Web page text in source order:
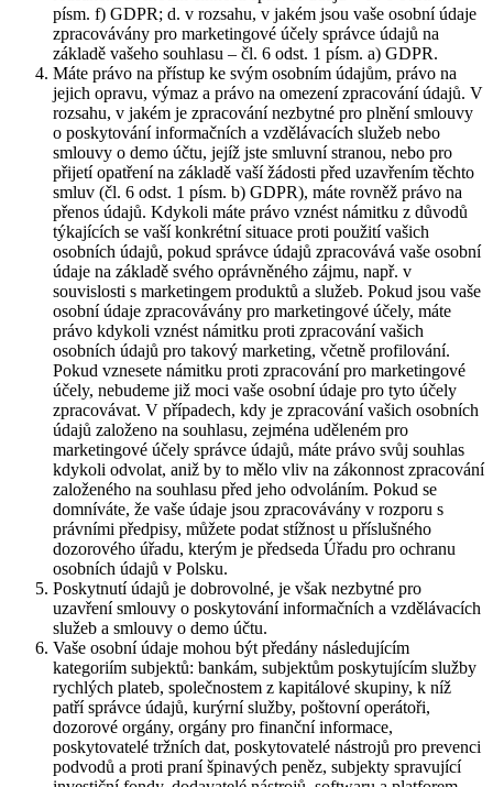
písm. f) GDPR; d. v rozsahu, v jakém jsou vaše osobní údaje
zpracovávány pro marketingové účely správce údajů na
základě vašeho souhlasu – čl. 6 odst. 1 písm. a) GDPR.
Máte právo na přístup ke svým osobním údajům, právo na
jejich opravu, výmaz a právo na omezení zpracování údajů. V
rozsahu, v jakém je zpracování nezbytné pro plnění smlouvy
o poskytování informačních a vzdělávacích služeb nebo
smlouvy o demo účtu, jejíž jste smluvní stranou, nebo pro
přijetí opatření na základě vaší žádosti před uzavřením těchto
smluv (čl. 6 odst. 1 písm. b) GDPR), máte rovněž právo na
přenos údajů. Kdykoli máte právo vznést námitku z důvodů
týkajících se vaší konkrétní situace proti použití vašich
osobních údajů, pokud správce údajů zpracovává vaše osobní
údaje na základě svého oprávněného zájmu, např. v
souvislosti s marketingem produktů a služeb. Pokud jsou vaše
osobní údaje zpracovávány pro marketingové účely, máte
právo kdykoli vznést námitku proti zpracování vašich
osobních údajů pro takový marketing, včetně profilování.
Pokud vznesete námitku proti zpracování pro marketingové
účely, nebudeme již moci vaše osobní údaje pro tyto účely
zpracovávat. V případech, kdy je zpracování vašich osobních
údajů založeno na souhlasu, zejména uděleném pro
marketingové účely správce údajů, máte právo svůj souhlas
kdykoli odvolat, aniž by to mělo vliv na zákonnost zpracování
založeného na souhlasu před jeho odvoláním. Pokud se
domníváte, že vaše údaje jsou zpracovávány v rozporu s
právními předpisy, můžete podat stížnost u příslušného
dozorového úřadu, kterým je předseda Úřadu pro ochranu
osobních údajů v Polsku.
Poskytnutí údajů je dobrovolné, je však nezbytné pro
uzavření smlouvy o poskytování informačních a vzdělávacích
služeb a smlouvy o demo účtu.
Vaše osobní údaje mohou být předány následujícím
kategoriím subjektů: bankám, subjektům poskytujícím služby
rychlých plateb, společnostem z kapitálové skupiny, k níž
patří správce údajů, kurýrní služby, poštovní operátoři,
dozorové orgány, orgány pro finanční informace,
poskytovatelé tržních dat, poskytovatelé nástrojů pro prevenci
podvodů a proti praní špinavých peněz, subjekty spravující